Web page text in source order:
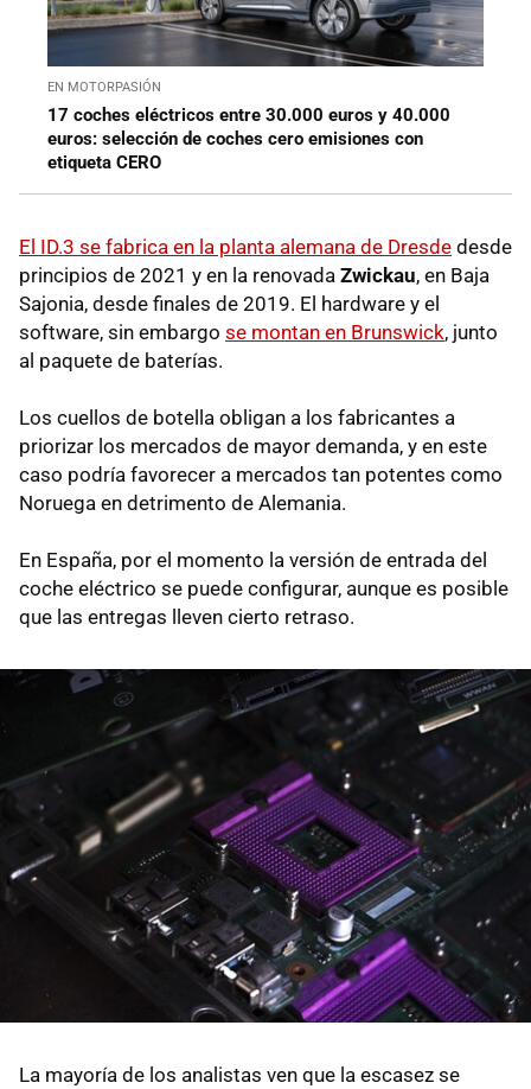
EN MOTORPASIÓN
17 coches eléctricos entre 30.000 euros y 40.000
euros: selección de coches cero emisiones con
etiqueta CERO
El ID.3 se fabrica en la planta alemana de Dresde desde
principios de 2021 y en la renovada Zwickau, en Baja
Sajonia, desde finales de 2019. El hardware y el
software, sin embargo se montan en Brunswick, junto
al paquete de baterías.
Los cuellos de botella obligan a los fabricantes a
priorizar los mercados de mayor demanda, y en este
caso podría favorecer a mercados tan potentes como
Noruega en detrimento de Alemania.
En España, por el momento la versión de entrada del
coche eléctrico se puede configurar, aunque es posible
que las entregas lleven cierto retraso.
La mayoría de los analistas ven que la escasez se